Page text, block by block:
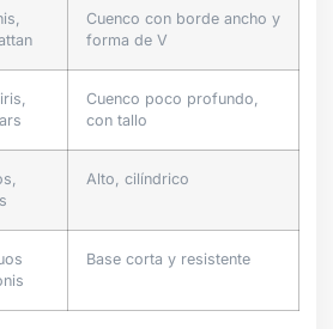
Cuenco con borde ancho y
forma de V
Cuenco poco profundo,
con tallo
Alto, cilíndrico
Base corta y resistente